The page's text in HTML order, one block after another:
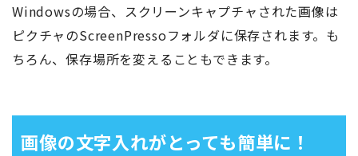
Windowsの場合、スクリーンキャプチャされた画像は
ピクチャのScreenPressoフォルダに保存されます。も
ちろん、保存場所を変えることもできます。
画像の文字入れがとっても簡単に！